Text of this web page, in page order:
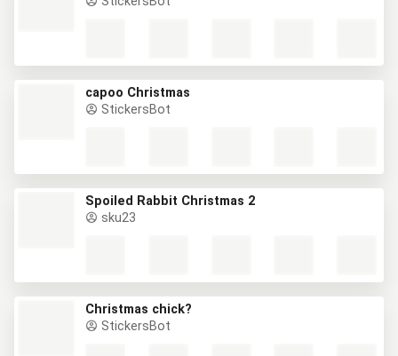
capoo Christmas
StickersBot
Spoiled Rabbit Christmas 2
sku23
Christmas chick?
StickersBot